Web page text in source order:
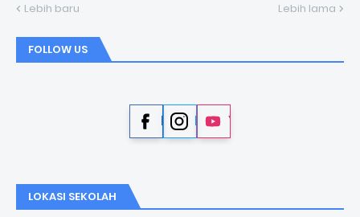
Lebih baru Lebih lama
FOLLOW US
FacebookInstagramYouTube
LOKASI SEKOLAH